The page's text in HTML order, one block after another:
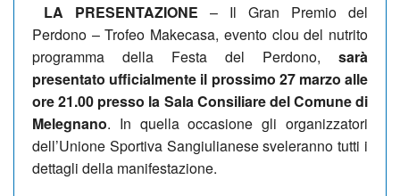
LA PRESENTAZIONE – Il Gran Premio del
Perdono – Trofeo Makecasa, evento clou del nutrito
programma della Festa del Perdono, sarà
presentato ufficialmente il prossimo 27 marzo alle
ore 21.00 presso la Sala Consiliare del Comune di
Melegnano. In quella occasione gli organizzatori
dell’Unione Sportiva Sangiulianese sveleranno tutti i
dettagli della manifestazione.